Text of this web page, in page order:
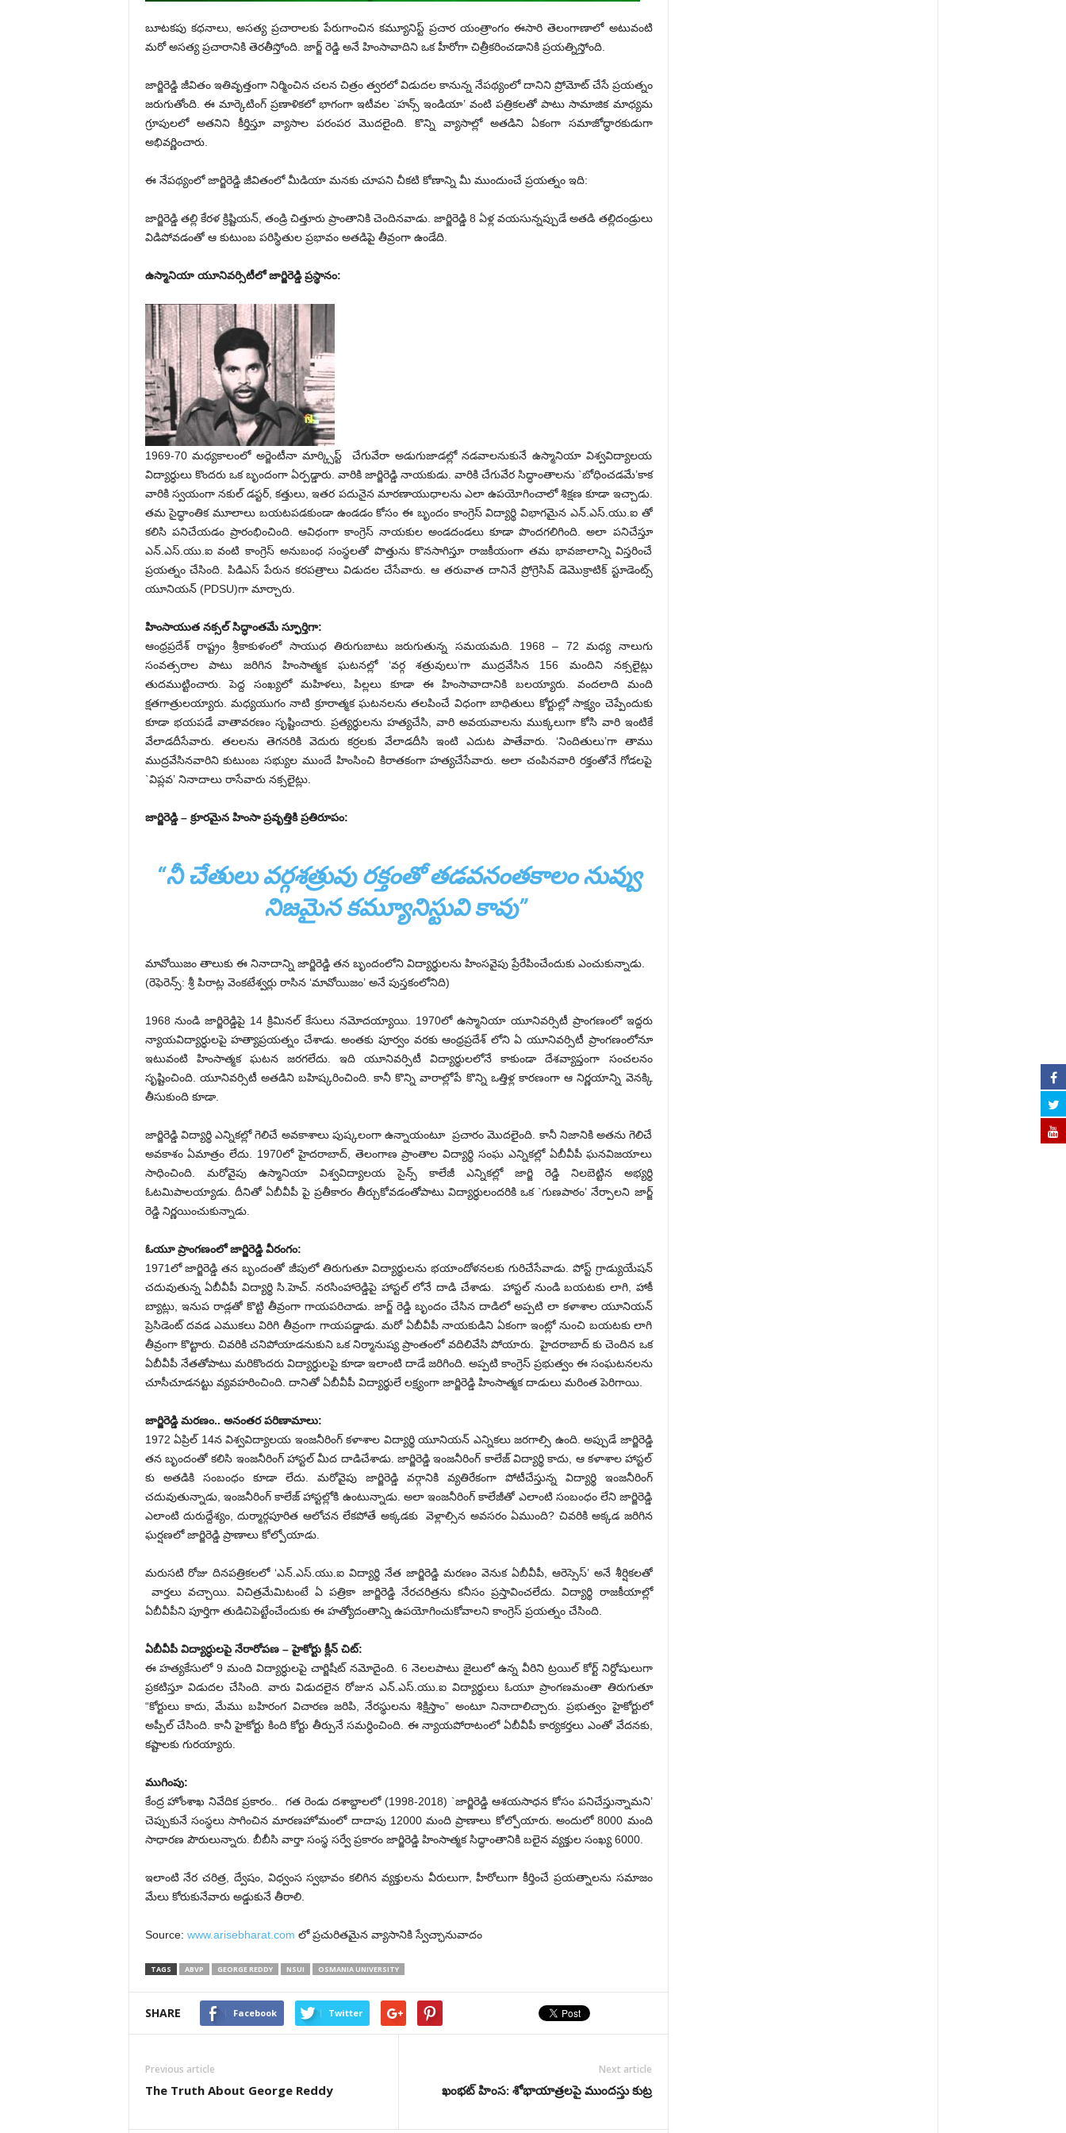
బూటకపు కధనాలు, అసత్య ప్రచారాలకు పేరుగాంచిన కమ్యూనిస్ట్ ప్రచార యంత్రాంగం ఈసారి తెలంగాణాలో అటువంటి
మరో అసత్య ప్రచారానికి తెరతీస్తోంది. జార్జ్ రెడ్డి అనే హింసావాదిని ఒక హీరోగా చిత్రీకరించడానికి ప్రయత్నిస్తోంది.
జార్జిరెడ్డి జీవితం ఇతివృత్తంగా నిర్మించిన చలన చిత్రం త్వరలో విడుదల కానున్న నేపథ్యంలో దానిని ప్రోమోట్ చేసే ప్రయత్నం
జరుగుతోంది. ఈ మార్కెటింగ్ ప్రణాళికలో భాగంగా ఇటీవల `హన్స్ ఇండియా’ వంటి పత్రికలతో పాటు సామాజిక మాధ్యమ
గ్రూపులలో అతనిని కీర్తిస్తూ వ్యాసాల పరంపర మొదలైంది. కొన్ని వ్యాసాల్లో అతడిని ఏకంగా సమాజోద్ధారకుడుగా
అభివర్ణించారు.
ఈ నేపథ్యంలో జార్జిరెడ్డి జీవితంలో మీడియా మనకు చూపని చీకటి కోణాన్ని మీ ముందుంచే ప్రయత్నం ఇది:
జార్జిరెడ్డి తల్లి కేరళ క్రిష్టియన్, తండ్రి చిత్తూరు ప్రాంతానికి చెందినవాడు. జార్జిరెడ్డి 8 ఏళ్ల వయసున్నప్పుడే అతడి తల్లిదండ్రులు
విడిపోవడంతో ఆ కుటుంబ పరిస్థితుల ప్రభావం అతడిపై తీవ్రంగా ఉండేది.
ఉస్మానియా యూనివర్సిటీలో జార్జిరెడ్డి ప్రస్థానం:
1969-70 మధ్యకాలంలో అర్జెంటీనా మార్క్సిస్ట్ చేగువేరా అడుగుజాడల్లో నడవాలనుకునే ఉస్మానియా విశ్వవిద్యాలయ
విద్యార్ధులు కొందరు ఒక బృందంగా ఏర్పడ్డారు. వారికి జార్జిరెడ్డి నాయకుడు. వారికి చేగువేర సిద్ధాంతాలను `బోధించడమే’కాక
వారికి స్వయంగా నకుల్ డస్టర్, కత్తులు, ఇతర పదునైన మారణాయుధాలను ఎలా ఉపయోగించాలో శిక్షణ కూడా ఇచ్చాడు.
తమ సైద్ధాంతిక మూలాలు బయటపడకుండా ఉండడం కోసం ఈ బృందం కాంగ్రెస్ విద్యార్థి విభాగమైన ఎన్.ఎస్.యు.ఐ తో
కలిసి పనిచేయడం ప్రారంభించింది. ఆవిధంగా కాంగ్రెస్ నాయకుల అండదండలు కూడా పొందగలిగింది. అలా పనిచేస్తూ
ఎన్.ఎస్.యు.ఐ వంటి కాంగ్రెస్ అనుబంధ సంస్థలతో పొత్తును కొనసాగిస్తూ రాజకీయంగా తమ భావజాలాన్ని విస్తరించే
ప్రయత్నం చేసింది. పిడిఎస్ పేరున కరపత్రాలు విడుదల చేసేవారు. ఆ తరువాత దానినే ప్రోగ్రెసివ్ డెమొక్రాటిక్ స్టూడెంట్స్
యూనియన్ (PDSU)గా మార్చారు.
హింసాయుత నక్సల్ సిద్ధాంతమే స్ఫూర్తిగా:
ఆంధ్రప్రదేశ్ రాష్ట్రం శ్రీకాకుళంలో సాయుధ తిరుగుబాటు జరుగుతున్న సమయమది. 1968 – 72 మధ్య నాలుగు
సంవత్సరాల పాటు జరిగిన హింసాత్మక ఘటనల్లో ‘వర్గ శత్రువులు’గా ముద్రవేసిన 156 మందిని నక్సలైట్లు
తుదముట్టించారు. పెద్ద సంఖ్యలో మహిళలు, పిల్లలు కూడా ఈ హింసావాదానికి బలయ్యారు. వందలాది మంది
క్షతగాత్రులయ్యారు. మధ్యయుగం నాటి క్రూరాత్మక ఘటనలను తలపించే విధంగా బాధితులు కోర్టుల్లో సాక్ష్యం చెప్పేందుకు
కూడా భయపడే వాతావరణం సృష్టించారు. ప్రత్యర్ధులను హత్యచేసి, వారి అవయవాలను ముక్కలుగా కోసి వారి ఇంటికే
వేలాడదీసేవారు. తలలను తెగనరికి వెదురు కర్రలకు వేలాడదీసి ఇంటి ఎదుట పాతేవారు. ‘నిందితులు’గా తాము
ముద్రవేసినవారిని కుటుంబ సభ్యుల ముందే హింసించి కిరాతకంగా హత్యచేసేవారు. అలా చంపినవారి రక్తంతోనే గోడలపై
`విప్లవ’ నినాదాలు రాసేవారు నక్సలైట్లు.
జార్జిరెడ్డి – క్రూరమైన హింసా ప్రవృత్తికి ప్రతిరూపం:
“నీ చేతులు వర్గశత్రువు రక్తంతో తడవనంతకాలం నువ్వు
నిజమైన కమ్యూనిస్టువి కావు”
మావోయిజం తాలుకు ఈ నినాదాన్ని జార్జిరెడ్డి తన బృందంలోని విద్యార్థులను హింసవైపు ప్రేరేపించేందుకు ఎంచుకున్నాడు.
(రెఫెరెన్స్: శ్రీ పిరాట్ల వెంకటేశ్వర్లు రాసిన ‘మావోయిజం’ అనే పుస్తకంలోనిది)
1968 నుండి జార్జిరెడ్డిపై 14 క్రిమినల్ కేసులు నమోదయ్యాయి. 1970లో ఉస్మానియా యూనివర్సిటీ ప్రాంగణంలో ఇద్దరు
న్యాయవిద్యార్ధులపై హత్యాప్రయత్నం చేశాడు. అంతకు పూర్వం వరకు ఆంధ్రప్రదేశ్ లోని ఏ యూనివర్సిటీ ప్రాంగణంలోనూ
ఇటువంటి హింసాత్మక ఘటన జరగలేదు. ఇది యూనివర్సిటీ విద్యార్థులలోనే కాకుండా దేశవ్యాప్తంగా సంచలనం
సృష్టించింది. యూనివర్సిటీ అతడిని బహిష్కరించింది. కానీ కొన్ని వారాల్లోపే కొన్ని ఒత్తిళ్ల కారణంగా ఆ నిర్ణయాన్ని వెనక్కి
తీసుకుంది కూడా.
జార్జిరెడ్డి విద్యార్థి ఎన్నికల్లో గెలిచే అవకాశాలు పుష్కలంగా ఉన్నాయంటూ ప్రచారం మొదలైంది. కానీ నిజానికి అతను గెలిచే
అవకాశం ఏమాత్రం లేదు. 1970లో హైదరాబాద్, తెలంగాణ ప్రాంతాల విద్యార్థి సంఘ ఎన్నికల్లో ఏబీవీపీ ఘనవిజయాలు
సాధించింది. మరోవైపు ఉస్మానియా విశ్వవిద్యాలయ సైన్స్ కాలేజీ ఎన్నికల్లో జార్జి రెడ్డి నిలబెట్టిన అభ్యర్ధి
ఓటమిపాలయ్యాడు. దీనితో ఏబీవీపీ పై ప్రతీకారం తీర్చుకోవడంతోపాటు విద్యార్ధులందరికి ఒక `గుణపాఠం’ నేర్పాలని జార్జ్
రెడ్డి నిర్ణయించుకున్నాడు.
ఓయూ ప్రాంగణంలో జార్జిరెడ్డి వీరంగం:
1971లో జార్జిరెడ్డి తన బృందంతో జీపులో తిరుగుతూ విద్యార్థులను భయాందోళనలకు గురిచేసేవాడు. పోస్ట్ గ్రాడ్యుయేషన్
చదువుతున్న ఏబీవీపీ విద్యార్థి సి.హెచ్. నరసింహారెడ్డిపై హాస్టల్ లోనే దాడి చేశాడు. హాస్టల్ నుండి బయటకు లాగి, హాకీ
బ్యాట్లు, ఇనుప రాడ్లతో కొట్టి తీవ్రంగా గాయపరిచాడు. జార్జ్ రెడ్డి బృందం చేసిన దాడిలో అప్పటి లా కళాశాల యూనియన్
ప్రెసిడెంట్ దవడ ఎముకలు విరిగి తీవ్రంగా గాయపడ్డాడు. మరో ఏబీవీపీ నాయకుడిని ఏకంగా ఇంట్లో నుంచి బయటకు లాగి
తీవ్రంగా కొట్టారు. చివరికి చనిపోయాడనుకుని ఒక నిర్మానుష్య ప్రాంతంలో వదిలివేసి పోయారు. హైదరాబాద్ కు చెందిన ఒక
ఏబీవీపీ నేతతోపాటు మరికొందరు విద్యార్ధులపై కూడా ఇలాంటి దాడే జరిగింది. అప్పటి కాంగ్రెస్ ప్రభుత్వం ఈ సంఘటనలను
చూసీచూడనట్టు వ్యవహరించింది. దానితో ఏబీవీపీ విద్యార్థులే లక్ష్యంగా జార్జిరెడ్డి హింసాత్మక దాడులు మరింత పెరిగాయి.
జార్జిరెడ్డి మరణం.. అనంతర పరిణామాలు:
1972 ఏప్రిల్ 14న విశ్వవిద్యాలయ ఇంజనీరింగ్ కళాశాల విద్యార్థి యూనియన్ ఎన్నికలు జరగాల్సి ఉంది. అప్పుడే జార్జిరెడ్డి
తన బృందంతో కలిసి ఇంజనీరింగ్ హాస్టల్ మీద దాడిచేశాడు. జార్జిరెడ్డి ఇంజనీరింగ్ కాలేజ్ విద్యార్థి కాదు, ఆ కళాశాల హాస్టల్
కు అతడికి సంబంధం కూడా లేదు. మరోవైపు జార్జిరెడ్డి వర్గానికి వ్యతిరేకంగా పోటీచేస్తున్న విద్యార్థి ఇంజనీరింగ్
చదువుతున్నాడు, ఇంజనీరింగ్ కాలేజ్ హాస్టల్లోకి ఉంటున్నాడు. అలా ఇంజనీరింగ్ కాలేజీతో ఎలాంటి సంబంధం లేని జార్జిరెడ్డి
ఎలాంటి దురుద్దేశ్యం, దుర్మార్గపూరిత ఆలోచన లేకపోతే అక్కడకు వెళ్లాల్సిన అవసరం ఏముంది? చివరికి అక్కడ జరిగిన
ఘర్షణలో జార్జిరెడ్డి ప్రాణాలు కోల్పోయాడు.
మరుసటి రోజు దినపత్రికలలో ‘ఎన్.ఎస్.యు.ఐ విద్యార్థి నేత జార్జిరెడ్డి మరణం వెనుక ఏబీవీపీ, ఆరెస్సెస్’ అనే శీర్షికలతో
వార్తలు వచ్చాయి. విచిత్రమేమిటంటే ఏ పత్రికా జార్జిరెడ్డి నేరచరిత్రను కనీసం ప్రస్తావించలేదు. విద్యార్థి రాజకీయాల్లో
ఏబీవీపీని పూర్తిగా తుడిచిపెట్టేంచేందుకు ఈ హత్యోదంతాన్ని ఉపయోగించుకోవాలని కాంగ్రెస్ ప్రయత్నం చేసింది.
ఏబీవీపీ విద్యార్ధులపై నేరారోపణ – హైకోర్టు క్లీన్ చిట్:
ఈ హత్యకేసులో 9 మంది విద్యార్ధులపై చార్జిషీట్ నమోదైంది. 6 నెలలపాటు జైలులో ఉన్న వీరిని ట్రయిల్ కోర్ట్ నిర్దోషులుగా
ప్రకటిస్తూ విడుదల చేసింది. వారు విడుదలైన రోజున ఎన్.ఎస్.యు.ఐ విద్యార్థులు ఓయూ ప్రాంగణమంతా తిరుగుతూ
“కోర్టులు కాదు, మేము బహిరంగ విచారణ జరిపి, నేరస్థులను శిక్షిస్తాం” అంటూ నినాదాలిచ్చారు. ప్రభుత్వం హైకోర్టులో
అప్పీల్ చేసింది. కానీ హైకోర్టు కింది కోర్టు తీర్పునే సమర్ధించింది. ఈ న్యాయపోరాటంలో ఏబీవీపీ కార్యకర్తలు ఎంతో వేదనకు,
కష్టాలకు గురయ్యారు.
ముగింపు:
కేంద్ర హోంశాఖ నివేదిక ప్రకారం.. గత రెండు దశాబ్దాలలో (1998-2018) `జార్జిరెడ్డి ఆశయసాధన కోసం పనిచేస్తున్నామని’
చెప్పుకునే సంస్థలు సాగించిన మారణహోమంలో దాదాపు 12000 మంది ప్రాణాలు కోల్పోయారు. అందులో 8000 మంది
సాధారణ పౌరులున్నారు. బీబీసి వార్తా సంస్థ సర్వే ప్రకారం జార్జిరెడ్డి హింసాత్మక సిద్ధాంతానికి బలైన వ్యక్తుల సంఖ్య 6000.
ఇలాంటి నేర చరిత్ర, ద్వేషం, విధ్వంస స్వభావం కలిగిన వ్యక్తులను వీరులుగా, హీరోలుగా కీర్తించే ప్రయత్నాలను సమాజం
మేలు కోరుకునేవారు అడ్డుకునే తీరాలి.
Source: www.arisebharat.com లో ప్రచురితమైన వ్యాసానికి స్వేచ్ఛానువాదం
TAGS ABVP GEORGE REDDY NSUI OSMANIA UNIVERSITY
SHARE Facebook Twitter
Previous article
The Truth About George Reddy
Next article
ఖంభట్ హింస: శోభాయాత్రలపై ముందస్తు కుట్ర